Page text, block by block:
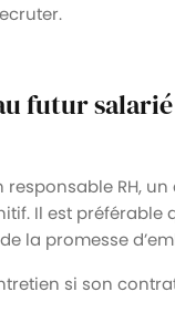
futur salarié
RH, un
Il est préférable
la promesse
si son